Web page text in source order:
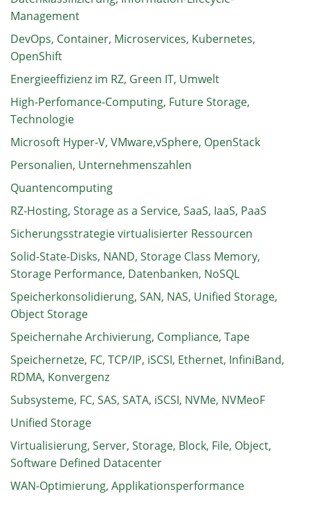
Management
DevOps, Container, Microservices, Kubernetes,
OpenShift
Energieeffizienz im RZ, Green IT, Umwelt
High-Perfomance-Computing, Future Storage,
Technologie
Microsoft Hyper-V, VMware,vSphere, OpenStack
Personalien, Unternehmenszahlen
Quantencomputing
RZ-Hosting, Storage as a Service, SaaS, IaaS, PaaS
Sicherungsstrategie virtualisierter Ressourcen
Solid-State-Disks, NAND, Storage Class Memory,
Storage Performance, Datenbanken, NoSQL
Speicherkonsolidierung, SAN, NAS, Unified Storage,
Object Storage
Speichernahe Archivierung, Compliance, Tape
Speichernetze, FC, TCP/IP, iSCSI, Ethernet, InfiniBand,
RDMA, Konvergenz
Subsysteme, FC, SAS, SATA, iSCSI, NVMe, NVMeoF
Unified Storage
Virtualisierung, Server, Storage, Block, File, Object,
Software Defined Datacenter
WAN-Optimierung, Applikationsperformance